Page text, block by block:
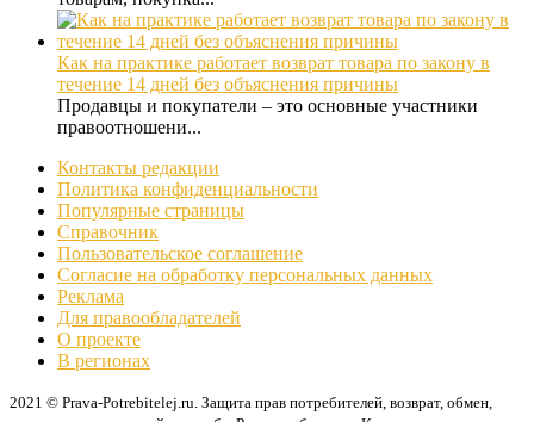
Как на практике работает возврат товара по закону в
течение 14 дней без объяснения причины
Продавцы и покупатели – это основные участники
правоотношени...
Контакты редакции
Политика конфиденциальности
Популярные страницы
Справочник
Пользовательское соглашение
Согласие на обработку персональных данных
Реклама
Для правообладателей
О проекте
В регионах
2021 © Prava-Potrebitelej.ru. Защита прав потребителей, возврат, обмен,